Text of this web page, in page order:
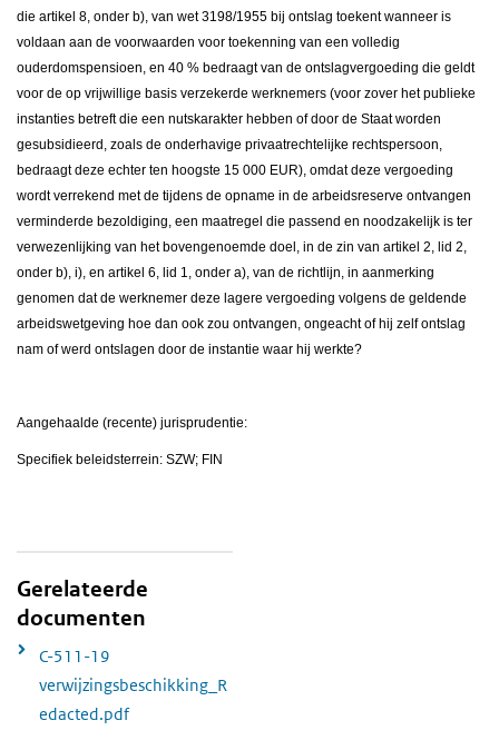
die artikel 8, onder b), van wet 3198/1955 bij ontslag toekent wanneer is
voldaan aan de voorwaarden voor toekenning van een volledig
ouderdomspensioen, en 40 % bedraagt van de ontslagvergoeding die geldt
voor de op vrijwillige basis verzekerde werknemers (voor zover het publieke
instanties betreft die een nutskarakter hebben of door de Staat worden
gesubsidieerd, zoals de onderhavige privaatrechtelijke rechtspersoon,
bedraagt deze echter ten hoogste 15 000 EUR), omdat deze vergoeding
wordt verrekend met de tijdens de opname in de arbeidsreserve ontvangen
verminderde bezoldiging, een maatregel die passend en noodzakelijk is ter
verwezenlijking van het bovengenoemde doel, in de zin van artikel 2, lid 2,
onder b), i), en artikel 6, lid 1, onder a), van de richtlijn, in aanmerking
genomen dat de werknemer deze lagere vergoeding volgens de geldende
arbeidswetgeving hoe dan ook zou ontvangen, ongeacht of hij zelf ontslag
nam of werd ontslagen door de instantie waar hij werkte?
Aangehaalde (recente) jurisprudentie:
Specifiek beleidsterrein: SZW; FIN
Gerelateerde
documenten
C-511-19
verwijzingsbeschikking_R
edacted.pdf